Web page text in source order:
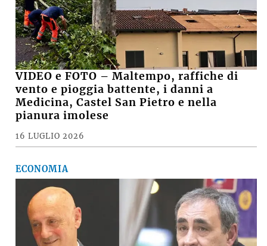
VIDEO e FOTO – Maltempo, raffiche di
vento e pioggia battente, i danni a
Medicina, Castel San Pietro e nella
pianura imolese
16 LUGLIO 2026
ECONOMIA